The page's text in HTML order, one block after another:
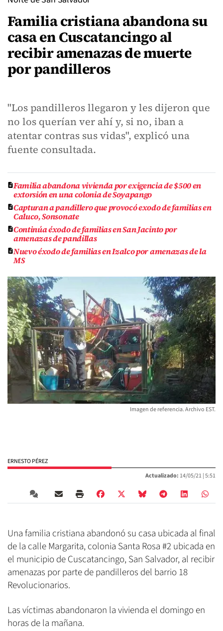
Familia cristiana abandona su
casa en Cuscatancingo al
recibir amenazas de muerte
por pandilleros
"Los pandilleros llegaron y les dijeron que
no los querían ver ahí y, si no, iban a
atentar contras sus vidas", explicó una
fuente consultada.
Familia abandona vivienda por exigencia de $500 en
extorsión en una colonia de Soyapango
Capturan a pandillero que provocó exodo de familias en
Caluco, Sonsonate
Continúa éxodo de familias en San Jacinto por
amenazas de pandillas
Nuevo éxodo de familias en Izalco por amenazas de la
MS
Imagen de referencia. Archivo EST.
ERNESTO PÉREZ
Actualizado: 14/05/21 |5:51
Una familia cristiana abandonó su casa ubicada al final
de la calle Margarita, colonia Santa Rosa #2 ubicada en
el municipio de Cuscatancingo, San Salvador, al recibir
amenazas por parte de pandilleros del barrio 18
Revolucionarios.
Las víctimas abandonaron la vivienda el domingo en
horas de la mañana.